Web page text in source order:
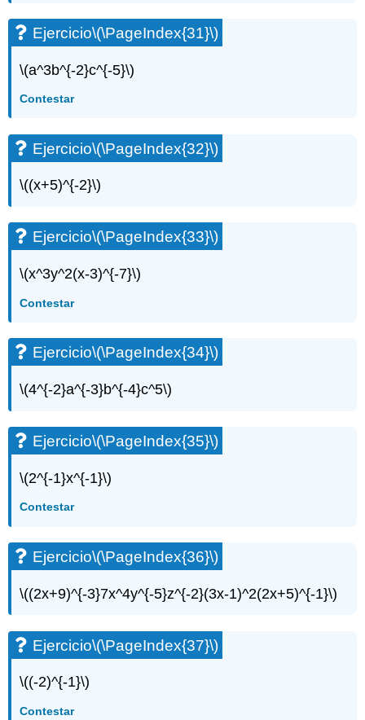
Ejercicio\(\PageIndex{31}\)
\(a^3b^{-2}c^{-5}\)
Contestar
Ejercicio\(\PageIndex{32}\)
\((x+5)^{-2}\)
Ejercicio\(\PageIndex{33}\)
\(x^3y^2(x-3)^{-7}\)
Contestar
Ejercicio\(\PageIndex{34}\)
\(4^{-2}a^{-3}b^{-4}c^5\)
Ejercicio\(\PageIndex{35}\)
\(2^{-1}x^{-1}\)
Contestar
Ejercicio\(\PageIndex{36}\)
\((2x+9)^{-3}7x^4y^{-5}z^{-2}(3x-1)^2(2x+5)^{-1}\)
Ejercicio\(\PageIndex{37}\)
\((-2)^{-1}\)
Contestar